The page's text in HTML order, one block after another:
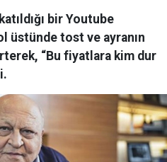
bir Youtube
üstünde tost ve ayranın
“Bu fiyatlara kim dur